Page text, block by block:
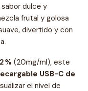
dulce y
frutal y golosa
divertido y con
% (20mg/ml), este
USB-C de
el nivel de